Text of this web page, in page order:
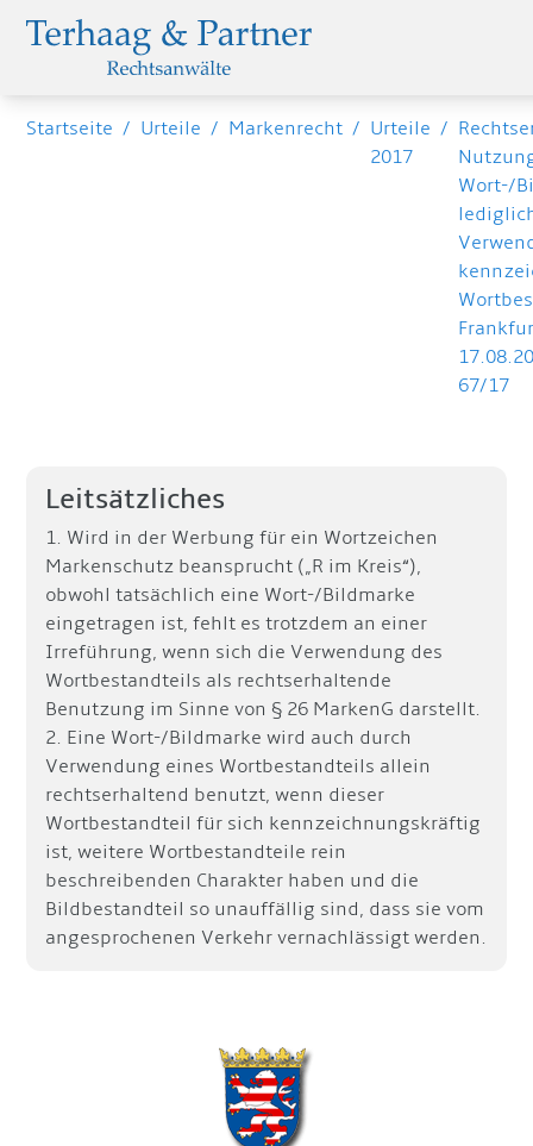
Startseite / Urteile / Markenrecht / Urteile
2017
/
Wort-/
67/17
Leitsätzliches
1. Wird in der Werbung für ein Wortzeichen
Markenschutz beansprucht („R im Kreis“),
obwohl tatsächlich eine Wort-/Bildmarke
eingetragen ist, fehlt es trotzdem an einer
Irreführung, wenn sich die Verwendung des
Wortbestandteils als rechtserhaltende
Benutzung im Sinne von § 26 MarkenG darstellt.
2. Eine Wort-/Bildmarke wird auch durch
Verwendung eines Wortbestandteils allein
rechtserhaltend benutzt, wenn dieser
Wortbestandteil für sich kennzeichnungskräftig
ist, weitere Wortbestandteile rein
beschreibenden Charakter haben und die
Bildbestandteil so unauffällig sind, dass sie vom
angesprochenen Verkehr vernachlässigt werden.